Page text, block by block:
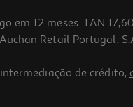
em 12 meses. TAN
Retail Portugal,
de crédito,